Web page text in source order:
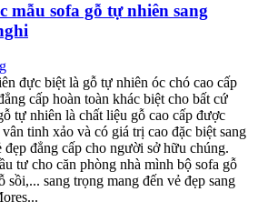
mẫu sofa gỗ tự nhiên sang
đực biệt là gỗ tự nhiên óc chó cao cấp
cấp hoàn toàn khác biệt cho bất cứ
tự nhiên là chất liệu gỗ cao cấp được
tinh xảo và có giá trị cao đặc biệt sang
đẹp đẳng cấp cho người sở hữu chúng.
tư cho căn phòng nhà mình bộ sofa gỗ
sồi,... sang trọng mang đến vẻ đẹp sang